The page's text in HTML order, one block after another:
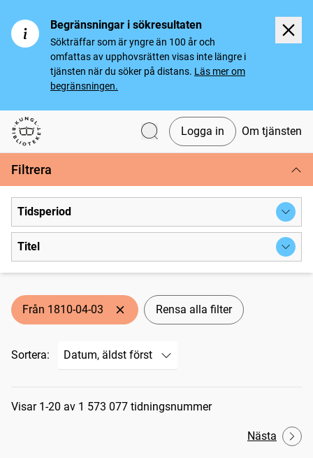
Begränsningar i sökresultaten
Sökträffar som är yngre än 100 år och
omfattas av upphovsrätten visas inte längre i
tjänsten när du söker på distans. Läs mer om
begränsningen.
Svenska tidningar
Logga in Om tjänsten
Filtrera
Tidsperiod
Titel
Från 1810-04-03 Rensa alla filter
Sortera:
Sökresultat
Visar 1-20 av 1 573 077 tidningsnummer
Nästa